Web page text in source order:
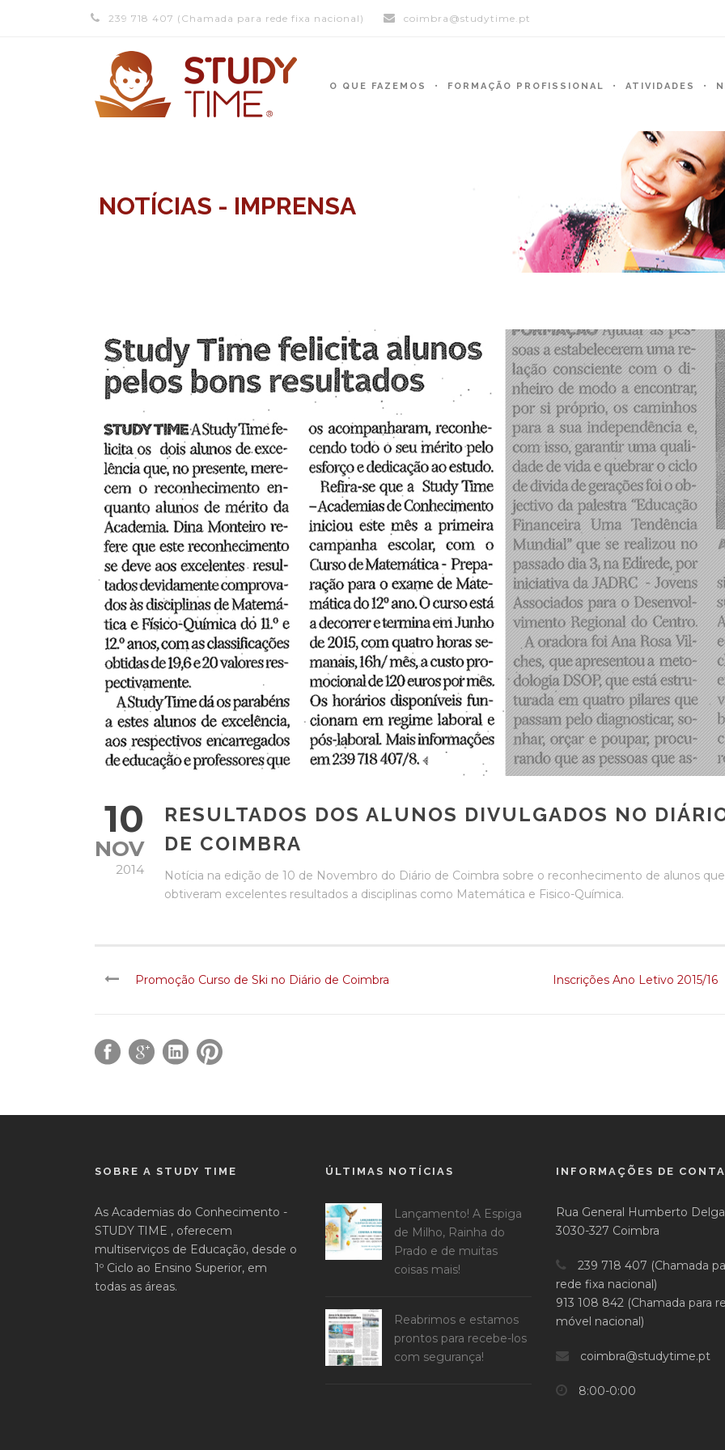
239 718 407 (Chamada para rede fixa nacional) coimbra@studytime.pt
O QUE FAZEMOS FORMAÇÃO PROFISSIONAL ATIVIDADES
NOTÍCIAS - IMPRENSA
10
NOV
2014
RESULTADOS DOS ALUNOS DIVULGADOS NO
DE COIMBRA
Notícia na edição de 10 de Novembro do Diário de Coimbra sobre o reconhecimento de alunos que
obtiveram excelentes resultados a disciplinas como Matemática e Fisico-Química.
Promoção Curso de Ski no Diário de Coimbra Inscrições Ano Letivo 2015/16
SOBRE A STUDY TIME
As Academias do Conhecimento -
STUDY TIME , oferecem
multiserviços de Educação, desde o
1º Ciclo ao Ensino Superior, em
todas as áreas.
ÚLTIMAS NOTÍCIAS
Lançamento! A Espiga
de Milho, Rainha do
Prado e de muitas
coisas mais!
Reabrimos e estamos
prontos para recebe-los
com segurança!
INFORMAÇÕES DE
Rua General Humberto
3030-327 Coimbra
239 718 407 (Chamada
rede fixa nacional)
913 108 842 (Chamada para
móvel nacional)
coimbra@studytime.pt
8:00-0:00